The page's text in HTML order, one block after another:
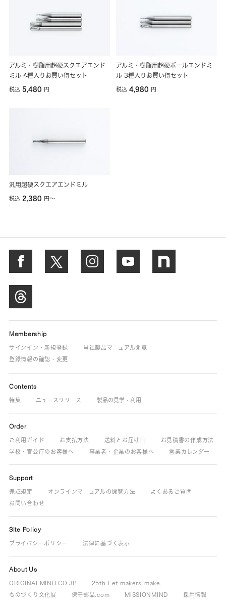
アルミ・樹脂用超硬スクエアエンド
ミル 4種入りお買い得セット
税込5,480 円
アルミ・樹脂用超硬ボールエンドミ
ル 3種入りお買い得セット
税込4,980 円
汎用超硬スクエアエンドミル
税込 2,380 円〜
Membership
サインイン・新規登録
当社製品マニュアル閲覧
登録情報の確認・変更
Contents
特集 ニュースリリース 製品の見学・利用
Order
ご利用ガイド お支払方法 送料とお届け日
お見積書の作成方法
学校・官公庁のお客様へ
事業者・企業のお客様へ 営業カレンダー
Support
保証規定 オンラインマニュアルの閲覧方法
よくあるご質問
お問い合わせ
Site Policy
プライバシーポリシー 法律に基づく表示
About Us
ORIGINALMIND.CO.JP
25th Let makers make.
ものづくり文化展
保守部品.com MISSIONMIND 採用情報